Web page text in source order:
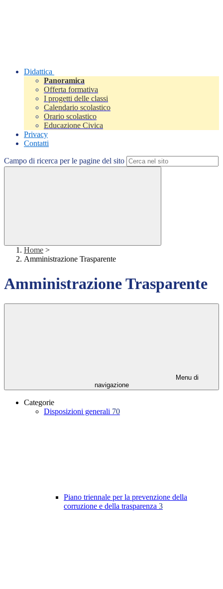
Didattica
Panoramica
Offerta formativa
I progetti delle classi
Calendario scolastico
Orario scolastico
Educazione Civica
Privacy
Contatti
Campo di ricerca per le pagine del sito
Home >
Amministrazione Trasparente
Amministrazione Trasparente
Menu di
navigazione
Categorie
Disposizioni generali 70
Piano triennale per la prevenzione della
corruzione e della trasparenza 3